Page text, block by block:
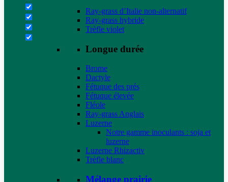
Ray-grass d’Italie non-alternatif
Ray-grass hybride
Trèfle violet
Longue durée
Brome
Dactyle
Fétuque des prés
Fétuque élevée
Fléole
Ray-grass Anglais
Luzerne
Notre gamme inoculants : soja et
luzerne
Luzerne Rhizactiv
Trèfle blanc
Mélange prairie